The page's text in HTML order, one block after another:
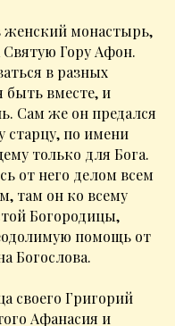
женский монастырь,
Святую Гору Афон.
в разных
быть вместе, и
Сам же он предался
старцу, по имени
только для Бога.
от него делом всем
там он ко всему
Богородицы,
помощь от
Богослова.
своего Григорий
Афанасия и